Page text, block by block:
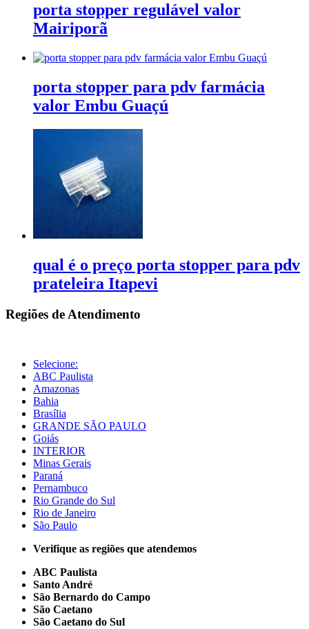
porta stopper regulável valor
Mairiporã
porta stopper para pdv farmácia
valor Embu Guaçú
qual é o preço porta stopper para pdv
prateleira Itapevi
Regiões de Atendimento
Selecione:
ABC Paulista
Amazonas
Bahia
Brasília
GRANDE SÃO PAULO
Goiás
INTERIOR
Minas Gerais
Paraná
Pernambuco
Rio Grande do Sul
Rio de Janeiro
São Paulo
Verifique as regiões que atendemos
ABC Paulista
Santo André
São Bernardo do Campo
São Caetano
São Caetano do Sul